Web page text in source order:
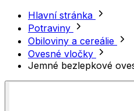
Hlavní stránka
Potraviny
Obiloviny a cereálie
Ovesné vločky
Jemné bezlepkové